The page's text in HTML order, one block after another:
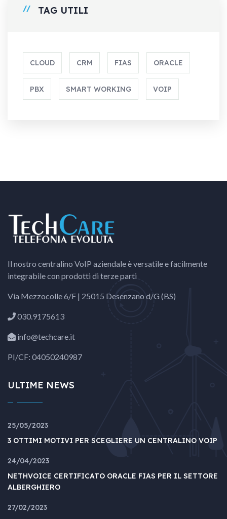
TAG UTILI
CLOUD CRM FIAS ORACLE
PBX SMART WORKING VOIP
Il nostro centralino VoIP aziendale è versatile e facilmente
integrabile con prodotti di terze parti
Via Mezzocolle 6/F | 25015 Desenzano d/G (BS)
030.9175613
info@techcare.it
PI/CF: 04050240987
ULTIME NEWS
25/05/2023
3 OTTIMI MOTIVI PER SCEGLIERE UN CENTRALINO VOIP
24/04/2023
NETHVOICE CERTIFICATO ORACLE FIAS PER IL SETTORE
ALBERGHIERO
27/02/2023